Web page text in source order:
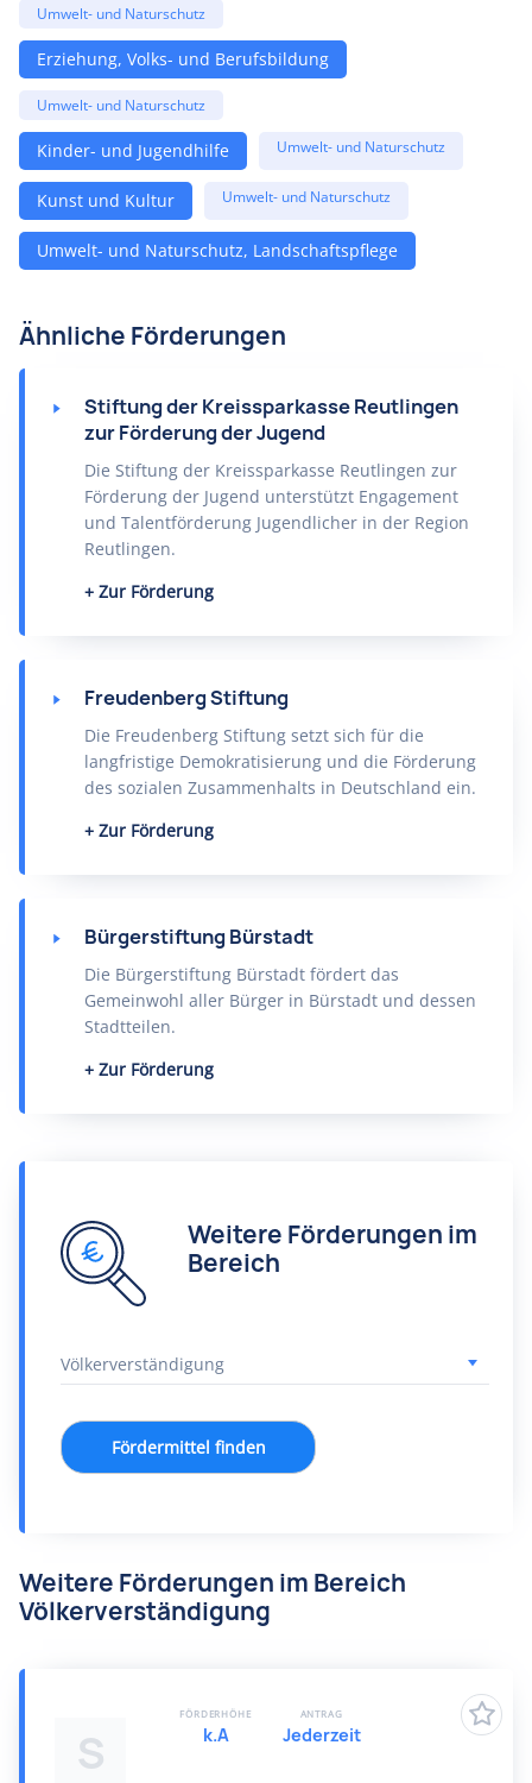
Umwelt- und Naturschutz
Erziehung, Volks- und Berufsbildung
Umwelt- und Naturschutz
Kinder- und Jugendhilfe Umwelt- und Naturschutz
Kunst und Kultur Umwelt- und Naturschutz
Umwelt- und Naturschutz, Landschaftspflege
Ähnliche Förderungen
Stiftung der Kreissparkasse Reutlingen
zur Förderung der Jugend
Die Stiftung der Kreissparkasse Reutlingen zur
Förderung der Jugend unterstützt Engagement
und Talentförderung Jugendlicher in der Region
Reutlingen.
Zur Förderung
Freudenberg Stiftung
Die Freudenberg Stiftung setzt sich für die
langfristige Demokratisierung und die Förderung
des sozialen Zusammenhalts in Deutschland ein.
Zur Förderung
Bürgerstiftung Bürstadt
Die Bürgerstiftung Bürstadt fördert das
Gemeinwohl aller Bürger in Bürstadt und dessen
Stadtteilen.
Zur Förderung
Weitere Förderungen im
Bereich
Fördermittel finden
Weitere Förderungen im Bereich
Völkerverständigung
S
FÖRDERHÖHE
k.A
ANTRAG
Jederzeit